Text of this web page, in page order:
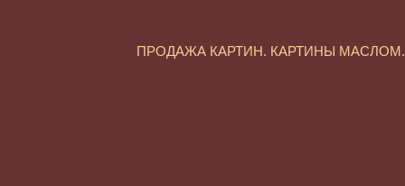
ПРОДАЖА КАРТИН. КАРТИНЫ